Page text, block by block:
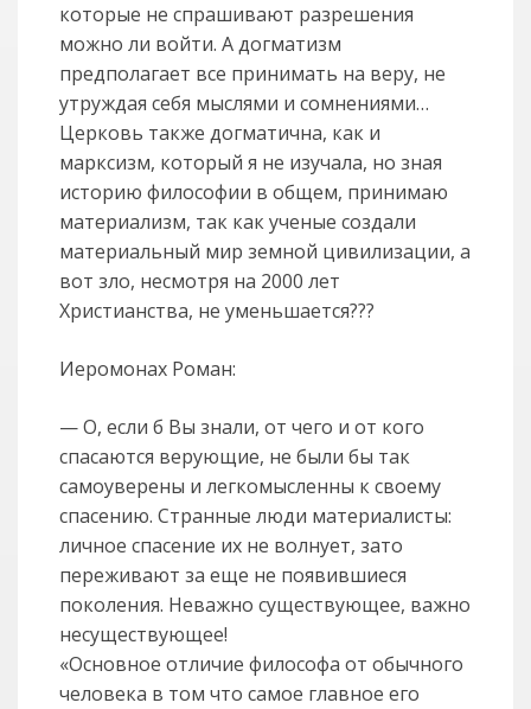
которые не спрашивают разрешения
можно ли войти. А догматизм
предполагает все принимать на веру, не
утруждая себя мыслями и сомнениями…
Церковь также догматична, как и
марксизм, который я не изучала, но зная
историю философии в общем, принимаю
материализм, так как ученые создали
материальный мир земной цивилизации, а
вот зло, несмотря на 2000 лет
Христианства, не уменьшается???
Иеромонах Роман:
— О, если б Вы знали, от чего и от кого
спасаются верующие, не были бы так
самоуверены и легкомысленны к своему
спасению. Странные люди материалисты:
личное спасение их не волнует, зато
переживают за еще не появившиеся
поколения. Неважно существующее, важно
несуществующее!
«Основное отличие философа от обычного
человека в том что самое главное его